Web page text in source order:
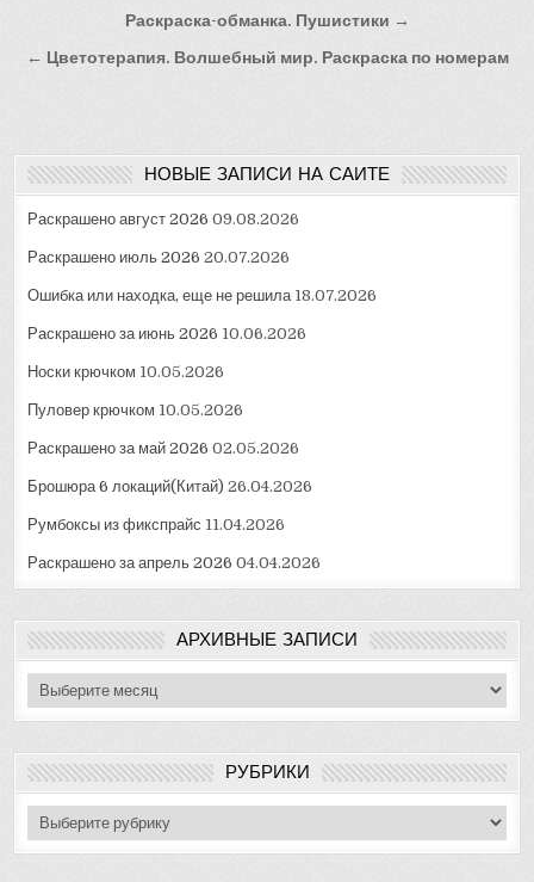
Навигация
по
Раскраска-обманка. Пушистики →
← Цветотерапия. Волшебный мир. Раскраска по номерам
НОВЫЕ ЗАПИСИ НА САЙТЕ
Раскрашено август 2026 09.08.2026
Раскрашено июль 2026 20.07.2026
Ошибка или находка, еще не решила 18.07.2026
Раскрашено за июнь 2026 10.06.2026
Носки крючком 10.05.2026
Пуловер крючком 10.05.2026
Раскрашено за май 2026 02.05.2026
Брошюра 6 локаций(Китай) 26.04.2026
Румбоксы из фикспрайс 11.04.2026
Раскрашено за апрель 2026 04.04.2026
АРХИВНЫЕ ЗАПИСИ
Архивные
записи
РУБРИКИ
Рубрики